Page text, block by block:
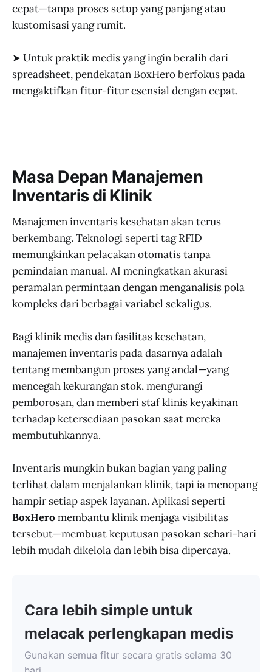
cepat—tanpa proses setup yang panjang atau
kustomisasi yang rumit.
➤ Untuk praktik medis yang ingin beralih dari
spreadsheet, pendekatan BoxHero berfokus pada
mengaktifkan fitur-fitur esensial dengan cepat.
Masa Depan Manajemen
Inventaris di Klinik
Manajemen inventaris kesehatan akan terus
berkembang. Teknologi seperti tag RFID
memungkinkan pelacakan otomatis tanpa
pemindaian manual. AI meningkatkan akurasi
peramalan permintaan dengan menganalisis pola
kompleks dari berbagai variabel sekaligus.
Bagi klinik medis dan fasilitas kesehatan,
manajemen inventaris pada dasarnya adalah
tentang membangun proses yang andal—yang
mencegah kekurangan stok, mengurangi
pemborosan, dan memberi staf klinis keyakinan
terhadap ketersediaan pasokan saat mereka
membutuhkannya.
Inventaris mungkin bukan bagian yang paling
terlihat dalam menjalankan klinik, tapi ia menopang
hampir setiap aspek layanan. Aplikasi seperti
BoxHero membantu klinik menjaga visibilitas
tersebut—membuat keputusan pasokan sehari-hari
lebih mudah dikelola dan lebih bisa dipercaya.
Cara lebih simple untuk
melacak perlengkapan medis
Gunakan semua fitur secara gratis selama 30